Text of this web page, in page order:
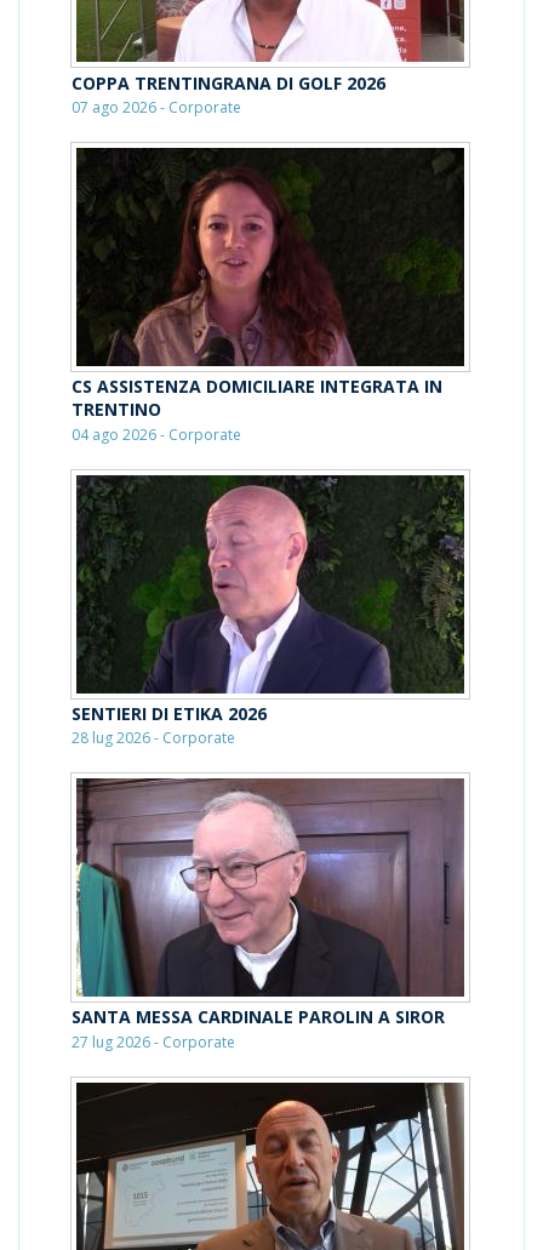
COPPA TRENTINGRANA DI GOLF 2026
07 ago 2026 - Corporate
CS ASSISTENZA DOMICILIARE INTEGRATA IN
TRENTINO
04 ago 2026 - Corporate
SENTIERI DI ETIKA 2026
28 lug 2026 - Corporate
SANTA MESSA CARDINALE PAROLIN A SIROR
27 lug 2026 - Corporate